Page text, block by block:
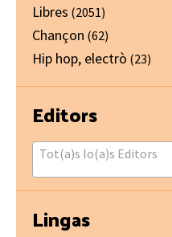
Libres (2051)
Chançon (62)
Hip hop, electrò (23)
Editors
Tot(a)s lo(a)s Editors
Lingas